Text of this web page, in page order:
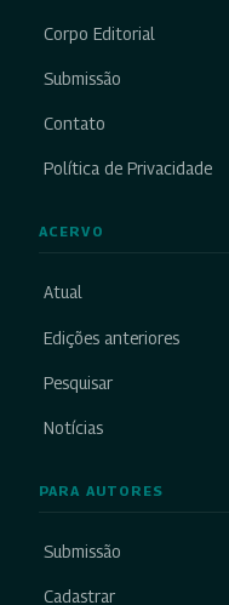
Corpo Editorial
Submissão
Contato
Política de Privacidade
ACERVO
Atual
Edições anteriores
Pesquisar
Notícias
PARA AUTORES
Submissão
Cadastrar